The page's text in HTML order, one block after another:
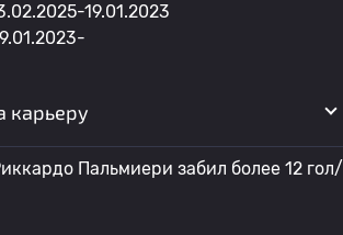
19.01.2023
карьеру
Пальмиери забил более 12 гол/